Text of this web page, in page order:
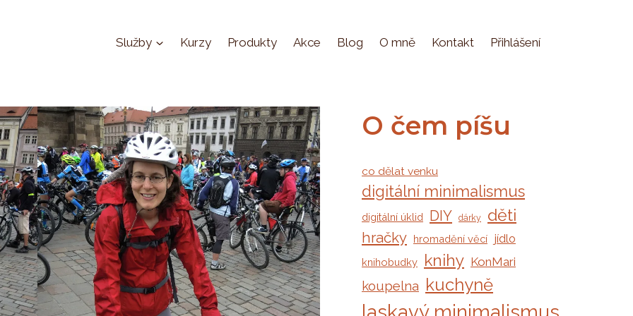
Služby Kurzy Produkty Akce Blog O mně Kontakt Přihlášení
O čem píšu
co dělat venku
digitální minimalismus
digitální úklid DIY dárky děti
hračky hromadění věcí jídlo
knihobudky knihy KonMari
koupelna kuchyně